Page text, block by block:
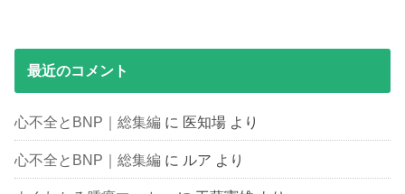
最近のコメント
心不全とBNP｜総集編 に 医知場 より
心不全とBNP｜総集編 に ルア より